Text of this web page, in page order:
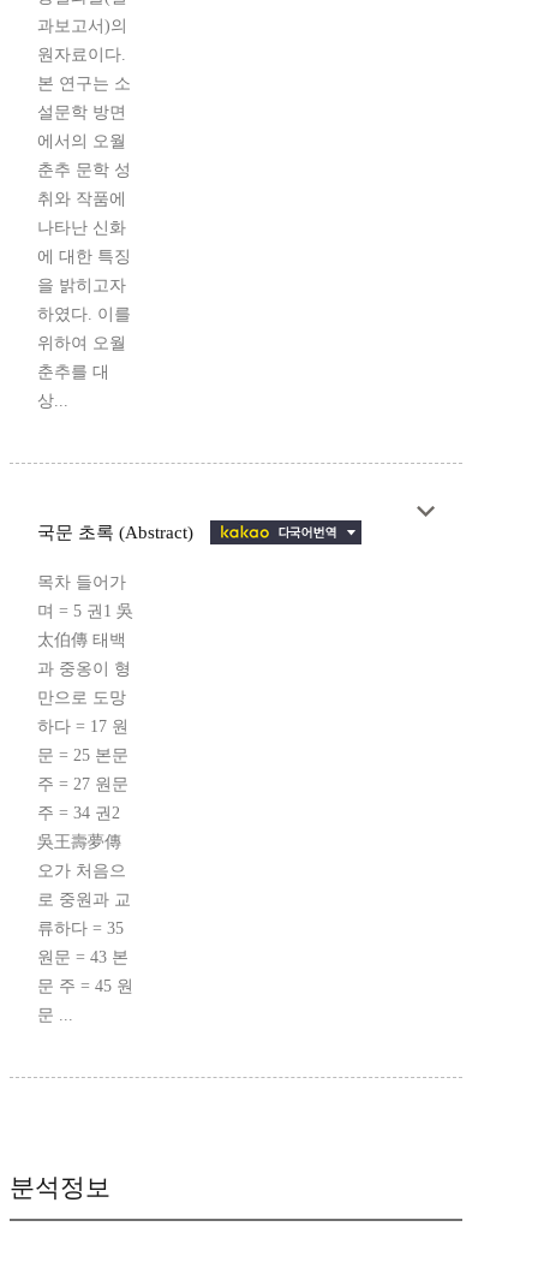
과보고서)의
원자료이다.
본 연구는 소
설문학 방면
에서의 오월
춘추 문학 성
취와 작품에
나타난 신화
에 대한 특징
을 밝히고자
하였다. 이를
위하여 오월
춘추를 대
상...
국문 초록 (Abstract)
목차 들어가
며 = 5 권1 吳
太伯傳 태백
과 중옹이 형
만으로 도망
하다 = 17 원
문 = 25 본문
주 = 27 원문
주 = 34 권2
吳王壽夢傳
오가 처음으
로 중원과 교
류하다 = 35
원문 = 43 본
문 주 = 45 원
문 ...
분석정보